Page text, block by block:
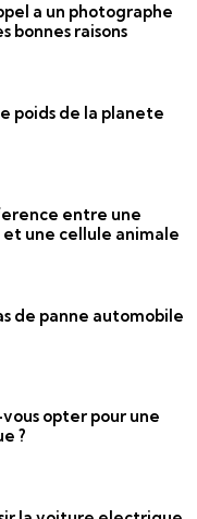
a un photographe
bonnes raisons
poids de la planete
entre une
une cellule animale
de panne automobile
opter pour une
?